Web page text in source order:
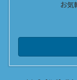
お気